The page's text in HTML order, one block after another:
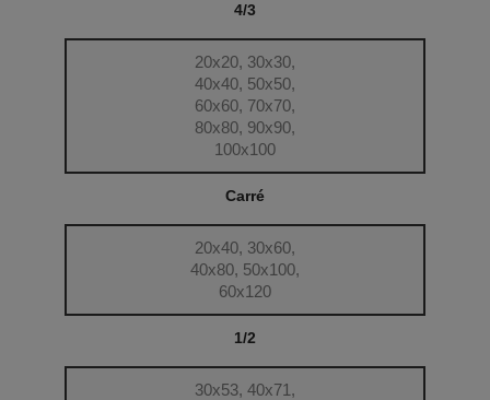
4/3
20x20, 30x30,
40x40, 50x50,
60x60, 70x70,
80x80, 90x90,
100x100
Carré
20x40, 30x60,
40x80, 50x100,
60x120
1/2
30x53, 40x71,